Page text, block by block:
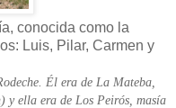
conocida como la
Luis, Pilar, Carmen y
Él era de La Mateba,
y ella era de Los Peirós, masía